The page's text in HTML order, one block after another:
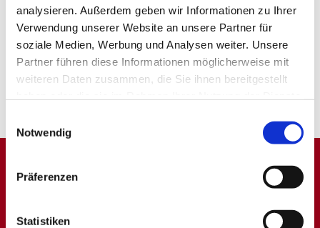
analysieren. Außerdem geben wir Informationen zu Ihrer
Verwendung unserer Website an unsere Partner für
soziale Medien, Werbung und Analysen weiter. Unsere
Partner führen diese Informationen möglicherweise mit
weiteren Daten zusammen, die Sie ihnen bereitgestellt
Notwendig
Präferenzen
Statistiken
Dies könnte Sie auch